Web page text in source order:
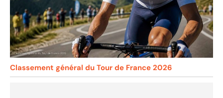
Classement général du Tour de France 2026